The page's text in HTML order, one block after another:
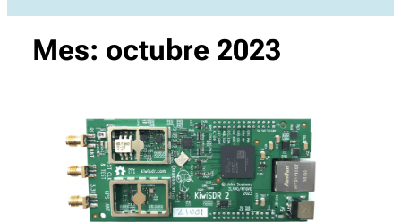
Mes: octubre 2023